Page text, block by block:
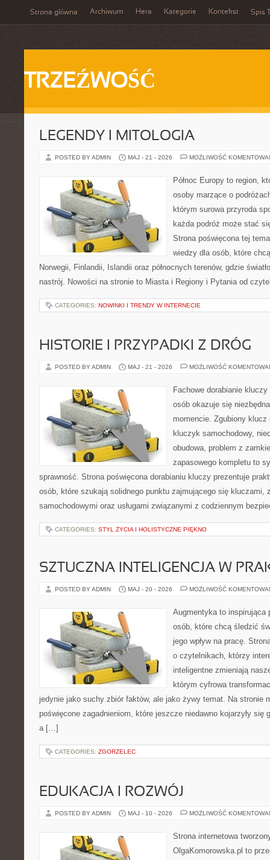
Strona główna Archiwum Hera Kategorie Kontekst Spis
TRZEŹWOŚĆ
LEGENDY I MITOLOGIA
POSTED BY ADMIN MAJ - 21 - 2026 MOŻLIWOŚĆ
Północ Europy to region,
osoby marzące o
którym surowa przyroda
każda podróż może stać
Strona poświęcona tej
wiedzy dla osób, które
Norwegii, Finlandii, Islandii oraz północnych terenów, gdzie
nastrój. Nowości na stronie to Miasta i Regiony i Pytania od
CATEGORIES: NOWINKI I TRENDY W INTERNECIE
HISTORIE I PRZYPADKI Z DRÓG
POSTED BY ADMIN MAJ - 21 - 2026 MOŻLIWOŚĆ
Fachowe dorabianie
osób okazuje się
momencie. Zgubiony
kluczyk samochodowy,
obudowa, problem z
zapasowego kompletu to
sprawność. Strona poświęcona dorabianiu kluczy prezentuje
osób, które szukają solidnego punktu zajmującego się kluczami,
samochodowymi oraz usługami związanymi z codziennym
CATEGORIES: STYL ŻYCIA I HOLISTYCZNE PIĘKNO
SZTUCZNA INTELIGENCJA W
POSTED BY ADMIN MAJ - 20 - 2026 MOŻLIWOŚĆ
Augmentyka to inspirująca
osób, które chcą śledzić
jego wpływ na pracę.
o czytelnikach, którzy
inteligentne zmieniają
którym cyfrowa
jedynie jako suchy zbiór faktów, ale jako żywy temat. Na stronie
poświęcone zagadnieniom, które jeszcze niedawno kojarzyły się
a […]
CATEGORIES: ZGORZELEC
EDUKACJA I ROZWÓJ
POSTED BY ADMIN MAJ - 10 - 2026 MOŻLIWOŚĆ
Strona internetowa
OlgaKomorowska.pl to